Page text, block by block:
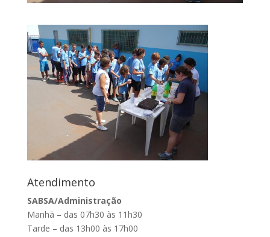
Atendimento
SABSA/Administração
Manhã – das 07h30 às 11h30
Tarde – das 13h00 às 17h00